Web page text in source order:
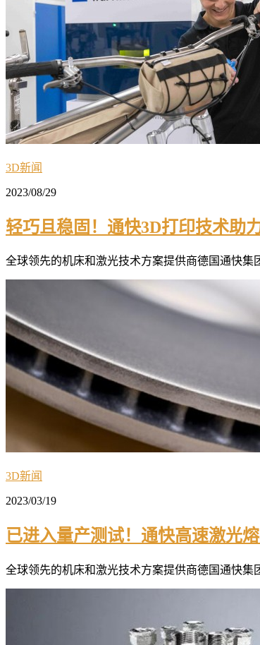
3D新闻
2023/08/29
轻巧且稳固！通快3D打印技术助
全球领先的机床和激光技术方案提供商德国通快集
3D新闻
2023/03/19
已进入量产测试！通快高速激光
全球领先的机床和激光技术方案提供商德国通快集